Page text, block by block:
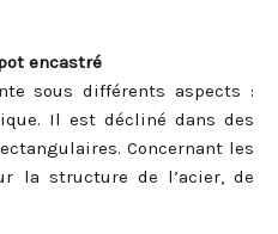
encastré
sous différents aspects :
Il est décliné dans des
Concernant les
la structure de l’acier, de